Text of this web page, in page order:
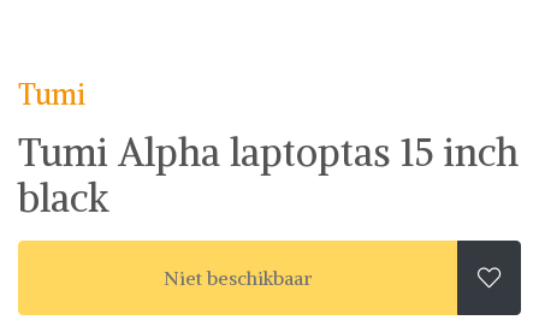
Tumi
Tumi Alpha laptoptas 15 inch
black
Niet beschikbaar 